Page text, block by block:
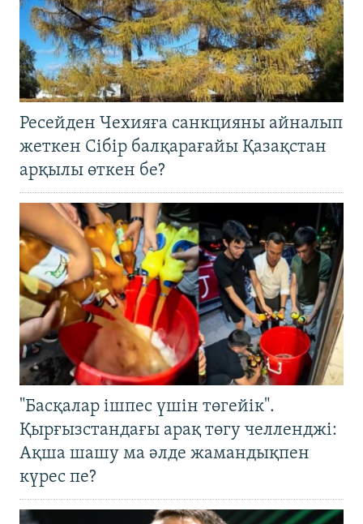
Ресейден Чехияға санкцияны айналып
жеткен Сібір балқарағайы Қазақстан
арқылы өткен бе?
"Басқалар ішпес үшін төгейік".
Қырғызстандағы арақ төгу челленджі:
Ақша шашу ма әлде жамандықпен
күрес пе?